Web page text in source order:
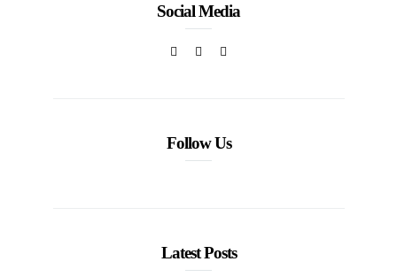
Social Media
Follow Us
Latest Posts